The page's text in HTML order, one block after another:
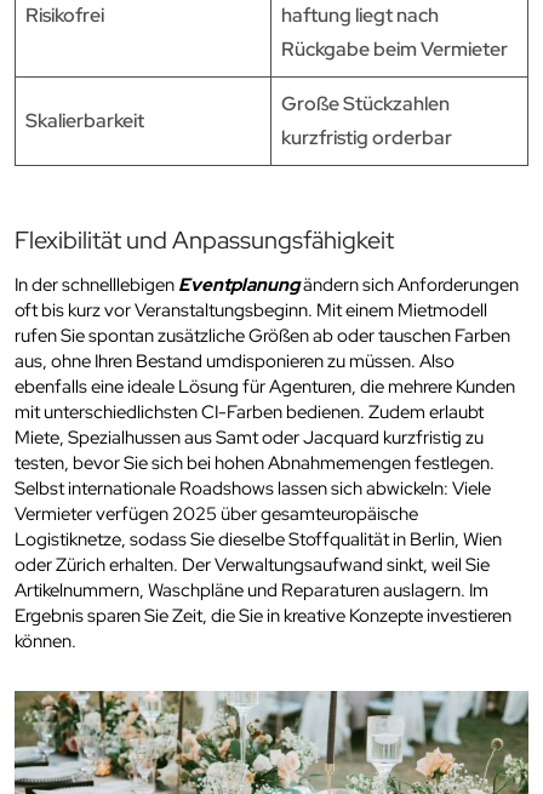
Risikofrei
haftung liegt nach
Rückgabe beim Vermieter
Skalierbarkeit
Große Stückzahlen
kurzfristig orderbar
Flexibilität und Anpassungsfähigkeit
In der schnelllebigen Eventplanungändern sich Anforderungen
oft bis kurz vor Veranstaltungsbeginn. Mit einem Mietmodell
rufen Sie spontan zusätzliche Größen ab oder tauschen Farben
aus, ohne Ihren Bestand umdisponieren zu müssen. Also
ebenfalls eine ideale Lösung für Agenturen, die mehrere Kunden
mit unterschiedlichsten CI-Farben bedienen. Zudem erlaubt
Miete, Spezialhussen aus Samt oder Jacquard kurzfristig zu
testen, bevor Sie sich bei hohen Abnahmemengen festlegen.
Selbst internationale Roadshows lassen sich abwickeln: Viele
Vermieter verfügen 2025 über gesamteuropäische
Logistiknetze, sodass Sie dieselbe Stoffqualität in Berlin, Wien
oder Zürich erhalten. Der Verwaltungsaufwand sinkt, weil Sie
Artikelnummern, Waschpläne und Reparaturen auslagern. Im
Ergebnis sparen Sie Zeit, die Sie in kreative Konzepte investieren
können.